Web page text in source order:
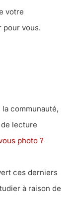
votre
pour vous.
la communauté,
de lecture
photo ?
ces derniers
à raison de